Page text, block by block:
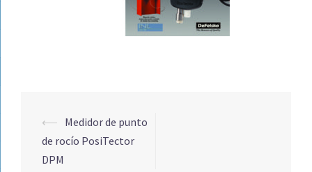
Navegación
de
entradas
⟵ Medidor de punto
de rocío PosiTector
DPM